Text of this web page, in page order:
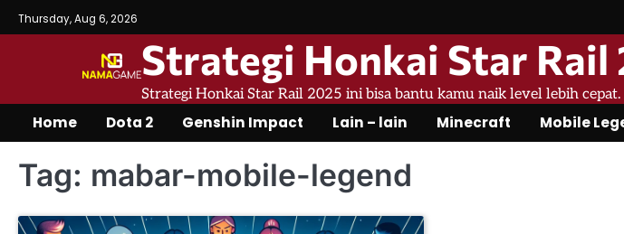
Skip
to
Thursday, Aug 6, 2026
Strategi Honkai Star Rail
Strategi Honkai Star Rail 2025 ini bisa bantu kamu naik level lebih
Home Dota 2 Genshin Impact Lain – lain Minecraft Mobile
Tag: mabar-mobile-legend